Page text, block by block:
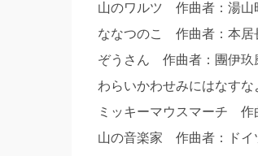
山のワルツ 作曲者：湯
ななつのこ 作曲者：本
ぞうさん 作曲者：團伊
わらいかわせみにはなす
ミッキーマウスマーチ 作
山の音楽家 作曲者：ドイ